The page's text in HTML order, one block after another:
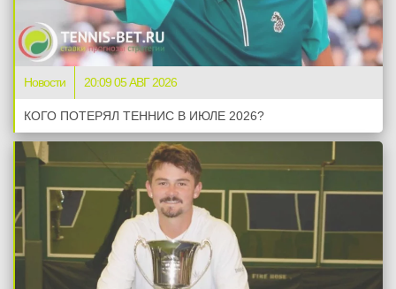
Новости 20:09 05 АВГ 2026
КОГО ПОТЕРЯЛ ТЕННИС В ИЮЛЕ 2026?